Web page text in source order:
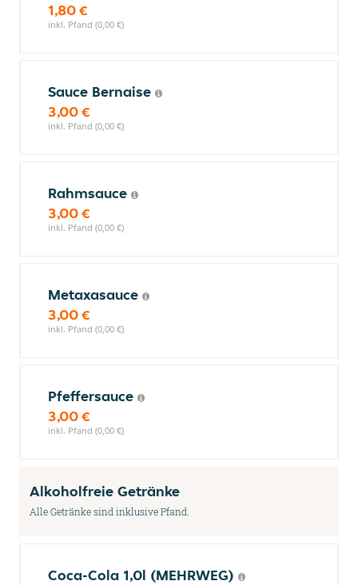
1,80 €
inkl. Pfand (0,00 €)
Sauce Bernaise
3,00 €
inkl. Pfand (0,00 €)
Rahmsauce
3,00 €
inkl. Pfand (0,00 €)
Metaxasauce
3,00 €
inkl. Pfand (0,00 €)
Pfeffersauce
3,00 €
inkl. Pfand (0,00 €)
Alkoholfreie Getränke
Alle Getränke sind inklusive Pfand.
Coca-Cola 1,0l (MEHRWEG)